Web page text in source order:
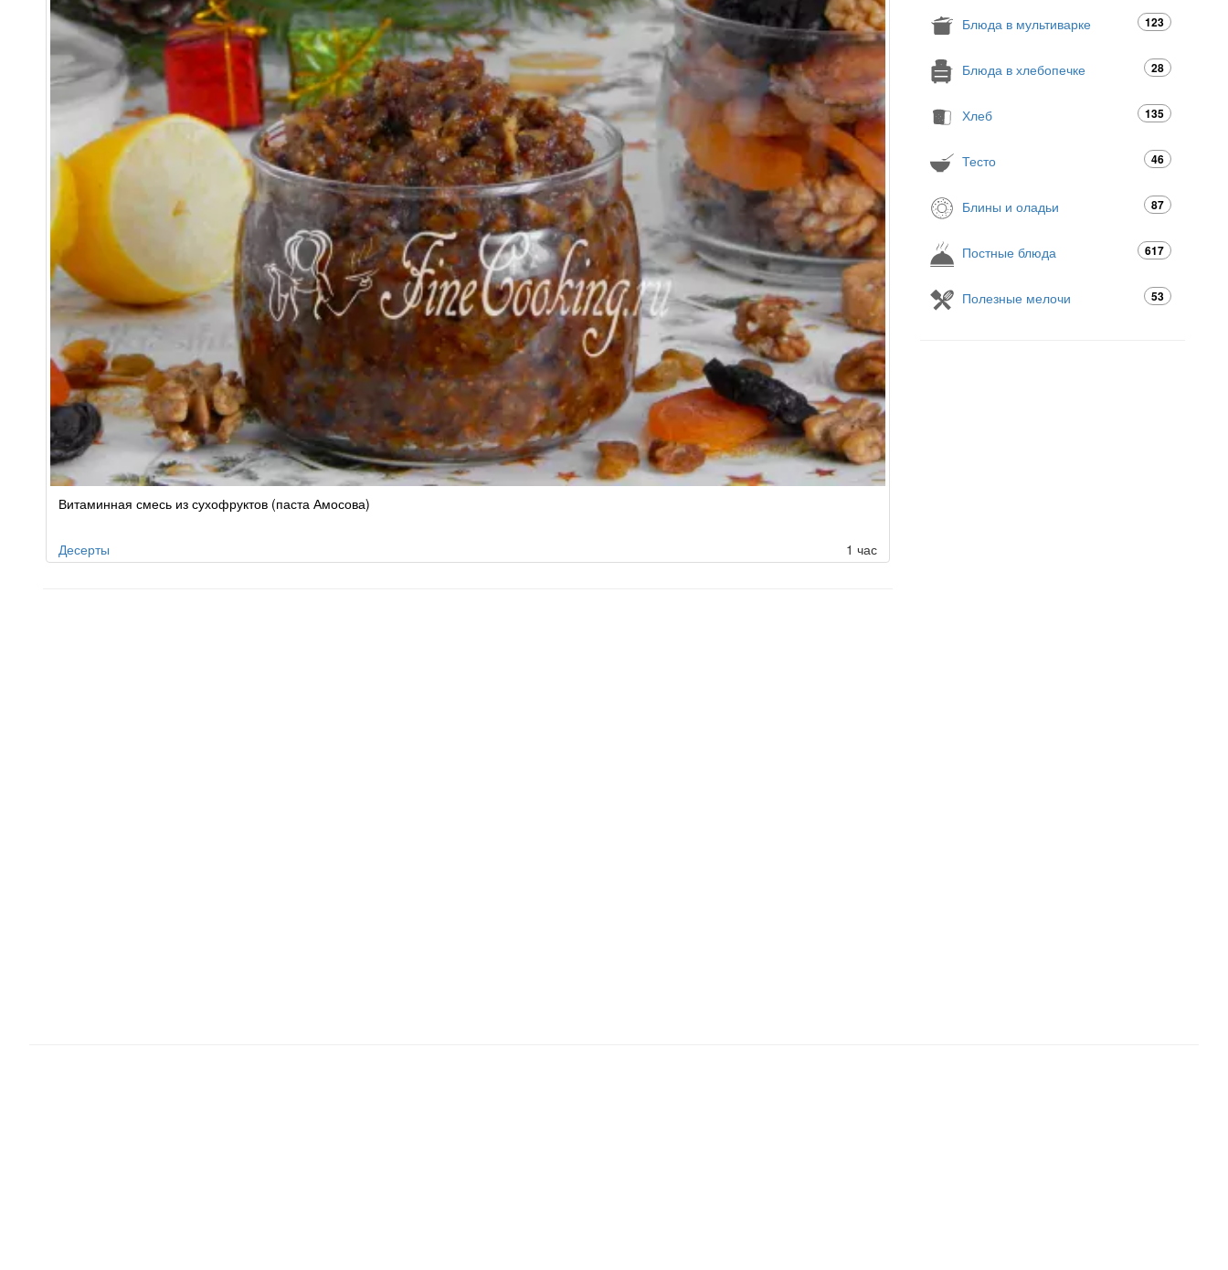
Витаминная смесь из сухофруктов (паста Амосова)
Десерты 1 час
Блюда в мультиварке 123
Блюда в хлебопечке 28
Хлеб 135
Тесто 46
Блины и оладьи 87
Постные блюда 617
Полезные мелочи 53